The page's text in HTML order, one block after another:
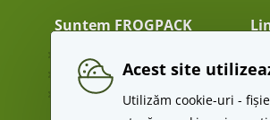
Suntem FROGPACK
Contact
Angro
Acest site
Utilizăm cookie-uri -